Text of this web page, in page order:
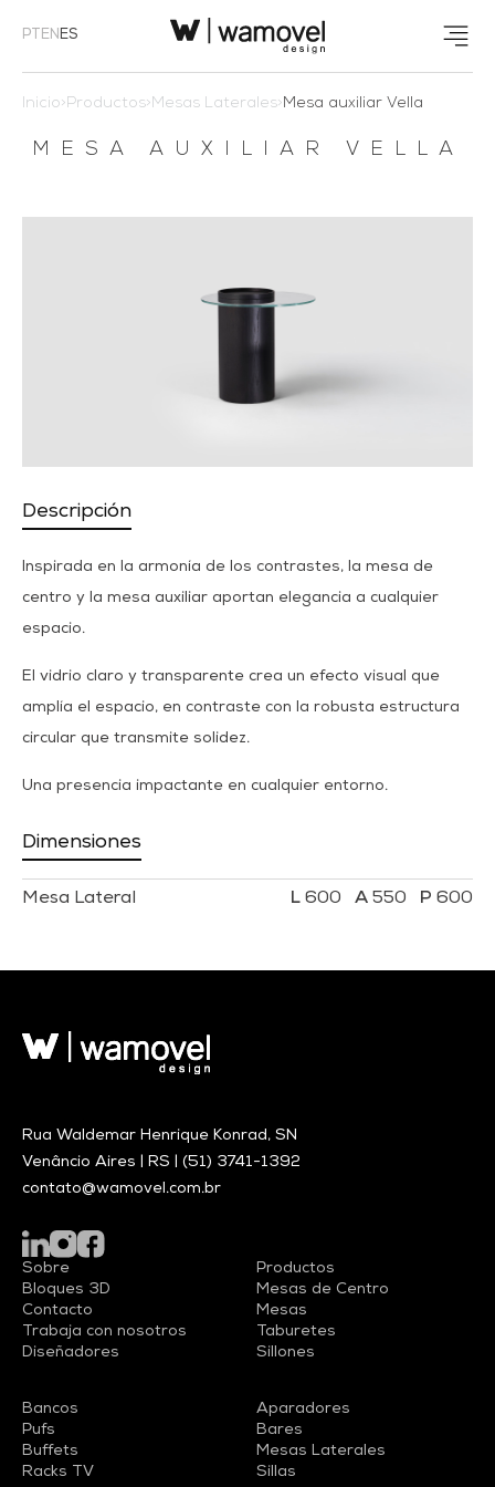
PT EN ES
Inicio>Productos>Mesas Laterales>Mesa auxiliar Vella
MESA AUXILIAR VELLA
Descripción
Inspirada en la armonía de los contrastes, la mesa de
centro y la mesa auxiliar aportan elegancia a cualquier
espacio.
El vidrio claro y transparente crea un efecto visual que
amplía el espacio, en contraste con la robusta estructura
circular que transmite solidez.
Una presencia impactante en cualquier entorno.
Dimensiones
Mesa Lateral 600 550 600
Rua Waldemar Henrique Konrad, SN
Venâncio Aires | RS | (51) 3741-1392
contato@wamovel.com.br
Sobre
Bloques 3D
Contacto
Trabaja con nosotros
Diseñadores
Productos
Mesas de Centro
Mesas
Taburetes
Sillones
Bancos
Pufs
Buffets
Racks TV
Aparadores
Bares
Mesas Laterales
Sillas